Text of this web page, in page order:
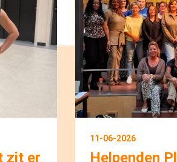
zit er
11-06-2026
Helpenden